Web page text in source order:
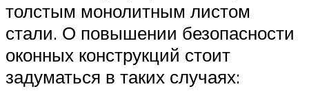
толстым монолитным листом
стали. О повышении безопасности
оконных конструкций стоит
задуматься в таких случаях: